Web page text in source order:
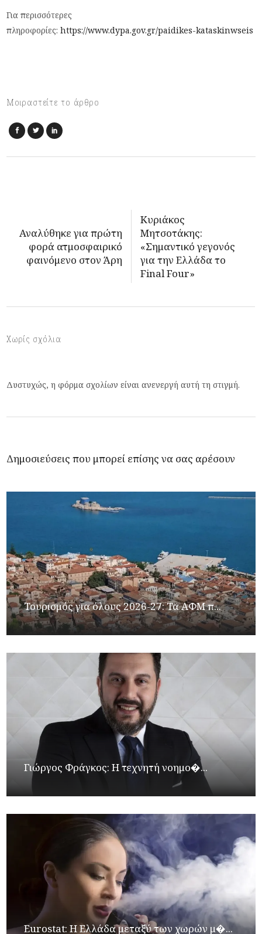
Για περισσότερες
πληροφορίες:https://www.dypa.gov.gr/paidikes-kataskinwseis
Μοιραστείτε το άρθρο
Αναλύθηκε για πρώτη
φορά ατμοσφαιρικό
φαινόμενο στον Άρη
Κυριάκος
Μητσοτάκης:
«Σημαντικό γεγονός
για την Ελλάδα το
Final Four»
Χωρίς σχόλια
Δυστυχώς, η φόρμα σχολίων είναι ανενεργή αυτή τη στιγμή.
Δημοσιεύσεις που μπορεί επίσης να σας αρέσουν
Τουρισμός για όλους 2026-27: Τα ΑΦΜ π...
Γιώργος Φράγκος: Η τεχνητή νοημο�...
Eurostat: Η Ελλάδα μεταξύ των χωρών μ�...